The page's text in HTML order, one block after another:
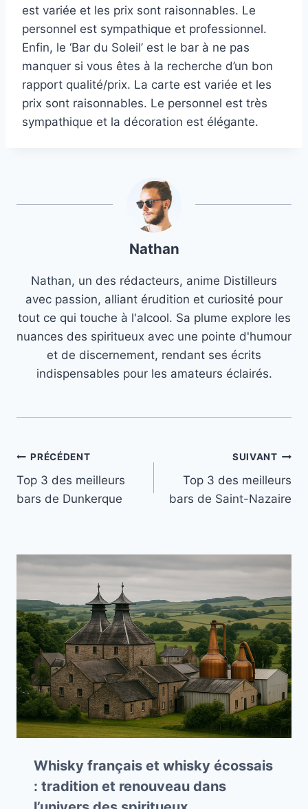
est variée et les prix sont raisonnables. Le
personnel est sympathique et professionnel.
Enfin, le ‘Bar du Soleil’ est le bar à ne pas
manquer si vous êtes à la recherche d’un bon
rapport qualité/prix. La carte est variée et les
prix sont raisonnables. Le personnel est très
sympathique et la décoration est élégante.
Nathan
Nathan, un des rédacteurs, anime Distilleurs
avec passion, alliant érudition et curiosité pour
tout ce qui touche à l'alcool. Sa plume explore les
nuances des spiritueux avec une pointe d'humour
et de discernement, rendant ses écrits
indispensables pour les amateurs éclairés.
Navigation
de
PRÉCÉDENT
Top 3 des meilleurs
bars de Dunkerque
SUIVANT
Top 3 des meilleurs
bars de Saint-Nazaire
Whisky français et whisky écossais
: tradition et renouveau dans